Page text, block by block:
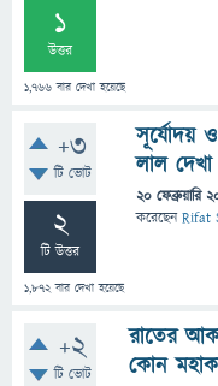
1
উত্তর
1,766 বার দেখা হয়েছে
+3
টি ভোট
2
টি উত্তর
1,872বার দেখা হয়েছে
সূর্যোদয়
লাল
20 ফেব্রুয়ারি
করেছেনRifat
+2
টি ভোট
রাতের
কোন